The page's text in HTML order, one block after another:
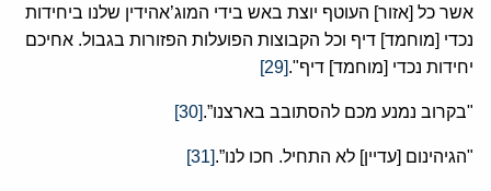
אשר כל [אזור] העוטף יוצת באש בידי המוג’אהידין שלנו ביחידות
נכדי [מוחמד] דיף וכל הקבוצות הפועלות הפזורות בגבול. אחיכם
יחידות נכדי [מוחמד] דיף".[29]
"בקרוב נמנע מכם להסתובב בארצנו”.[30]
"הגיהינום [עדיין] לא התחיל. חכו לנו”.[31]